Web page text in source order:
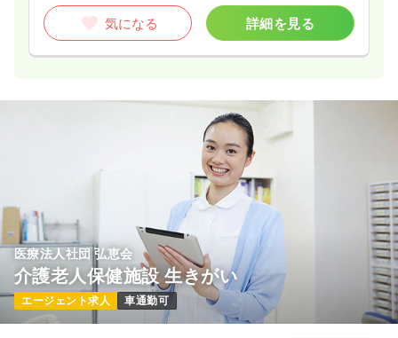
気になる 詳細を見る
医療法人社団 弘恵会
介護老人保健施設 生きがい
エージェント求人 車通勤可